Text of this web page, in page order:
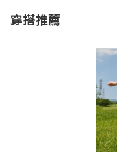
穿搭推薦